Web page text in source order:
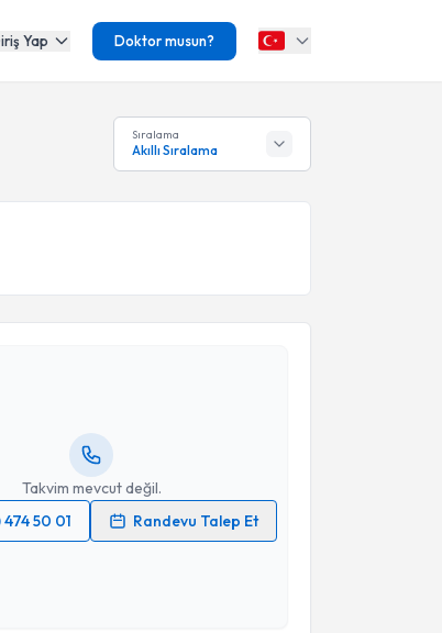
Yap Doktor musun?
Sıralama
Akıllı Sıralama
Takvim mevcut değil.
50 01
Randevu Talep Et